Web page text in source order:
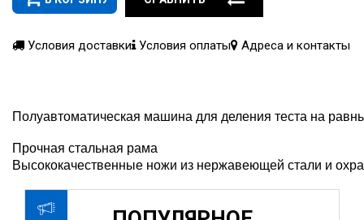
Условия доставки Условия оплаты Адреса и контакты
Полуавтоматическая машина для деления теста на
Прочная стальная рама
Высококачественные ножи из нержавеющей стали и